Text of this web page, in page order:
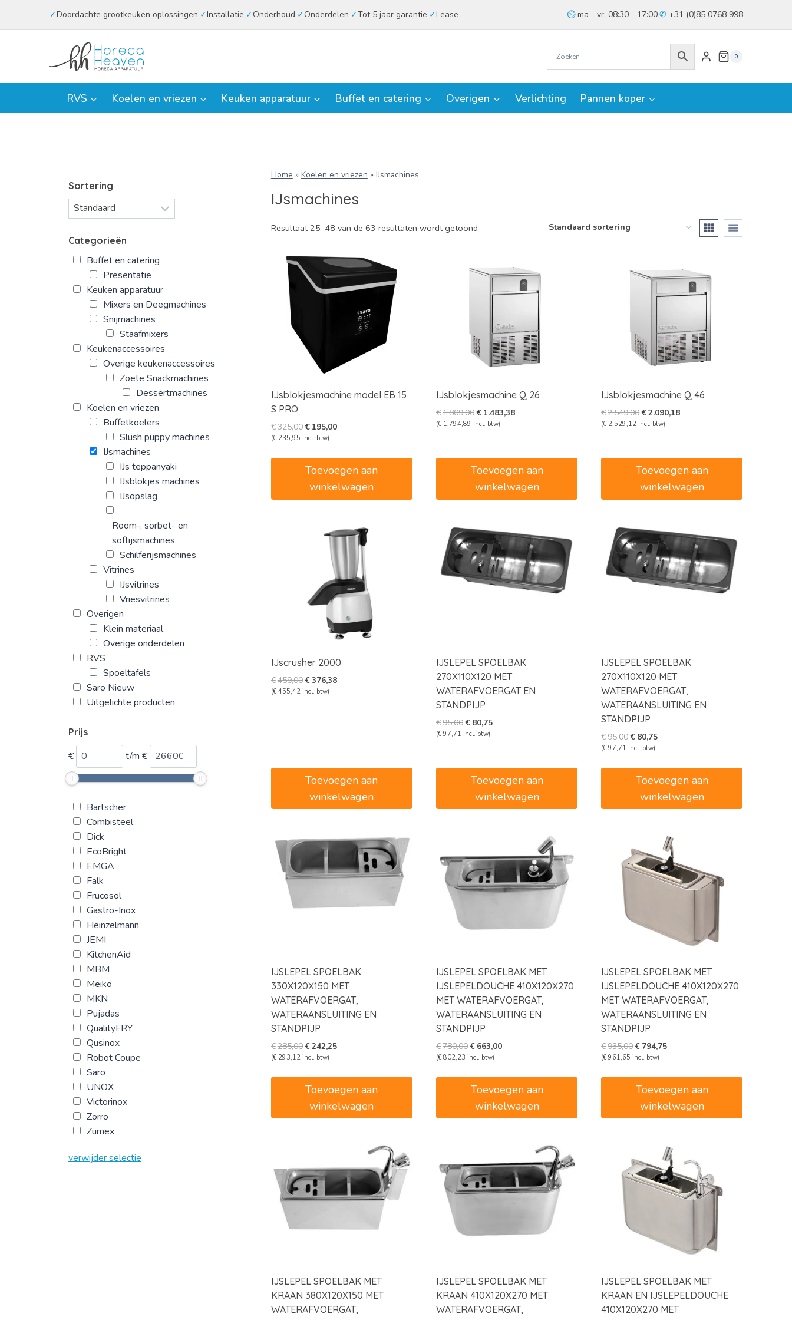
Doordachte grootkeuken oplossingen Installatie Onderhoud Onderdelen Tot 5 jaar garantie Lease ma - vr: 08:30 - 17:00 +31 (0)85 0768 998
0
RVS Koelen en vriezen Keuken apparatuur Buffet en catering Overigen Verlichting Pannen koper
Home » Koelen en vriezen » IJsmachines
IJsmachines
Resultaat 25–48 van de 63 resultaten wordt getoond
IJsblokjesmachine model EB 15
S PRO
€325,00Oorspronkelijke
prijs
€325,00.
€ 195,00Huidige
(€ 235,95 incl. btw)
Toevoegen aan
winkelwagen
IJsblokjesmachine Q 26
€1.809,00Oorspronkelijke
prijs
€ 1.483,38Huidige
(€ 1.794,89 incl. btw)
Toevoegen aan
winkelwagen
IJsblokjesmachine Q 46
€2.549,00Oorspronkelijke
prijs
€2.090,18Huidige
(€ 2.529,12 incl. btw)
Toevoegen aan
winkelwagen
IJscrusher 2000
€459,00Oorspronkelijke
prijs
€376,38Huidige
(€ 455,42incl. btw)
Toevoegen aan
winkelwagen
IJSLEPEL SPOELBAK
270X110X120 MET
WATERAFVOERGAT EN
STANDPIJP
€95,00Oorspronkelijke
prijs
€ 80,75Huidige
(€ 97,71 incl. btw)
Toevoegen aan
winkelwagen
IJSLEPEL SPOELBAK
270X110X120 MET
WATERAFVOERGAT,
WATERAANSLUITING EN
STANDPIJP
€95,00Oorspronkelijke
prijs
€ 80,75Huidige
(€ 97,71 incl. btw)
Toevoegen aan
winkelwagen
IJSLEPEL SPOELBAK
330X120X150 MET
WATERAFVOERGAT,
WATERAANSLUITING EN
STANDPIJP
€285,00Oorspronkelijke
prijs
€285,00.
€242,25Huidige
(€ 293,12incl. btw)
Toevoegen aan
winkelwagen
IJSLEPEL SPOELBAK MET
IJSLEPELDOUCHE 410X120X270
MET WATERAFVOERGAT,
WATERAANSLUITING EN
STANDPIJP
€780,00Oorspronkelijke
prijs
€780,00.
€ 663,00Huidige
(€ 802,23 incl. btw)
Toevoegen aan
winkelwagen
IJSLEPEL SPOELBAK MET
IJSLEPELDOUCHE 410X120X270
MET WATERAFVOERGAT,
WATERAANSLUITING EN
STANDPIJP
€935,00Oorspronkelijke
prijs
€935,00.
€ 794,75Huidige
(€ 961,65 incl. btw)
Toevoegen aan
winkelwagen
IJSLEPEL SPOELBAK MET
KRAAN 380X120X150 MET
WATERAFVOERGAT,
IJSLEPEL SPOELBAK MET
KRAAN 410X120X270 MET
WATERAFVOERGAT,
IJSLEPEL SPOELBAK MET
KRAAN EN IJSLEPELDOUCHE
410X120X270 MET
Sortering
Categorieën
Buffet en catering
Presentatie
Keuken apparatuur
Mixers en Deegmachines
Snijmachines
Staafmixers
Keukenaccessoires
Overige keukenaccessoires
Zoete Snackmachines
Dessertmachines
Koelen en vriezen
Buffetkoelers
Slush puppy machines
IJsmachines
IJs teppanyaki
IJsblokjes machines
IJsopslag
Room-, sorbet- en
softijsmachines
Schilferijsmachines
Vitrines
IJsvitrines
Vriesvitrines
Overigen
Klein materiaal
Overige onderdelen
RVS
Spoeltafels
Saro Nieuw
Uitgelichte producten
Prijs
€ t/m €
Bartscher
Combisteel
Dick
EcoBright
EMGA
Falk
Frucosol
Gastro-Inox
Heinzelmann
JEMI
KitchenAid
MBM
Meiko
MKN
Pujadas
QualityFRY
Qusinox
Robot Coupe
Saro
UNOX
Victorinox
Zorro
Zumex
verwijder selectie